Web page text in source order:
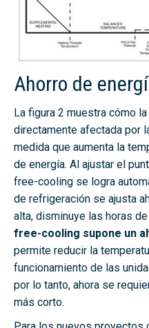
Ahorro de
La figura 2 muestra cómo
directamente afectada por
medida que aumenta la
de energía. Al ajustar el
free-cooling se logra
de refrigeración se ajusta
alta, disminuye las horas
free-cooling supone un
permite reducir la
funcionamiento de las
por lo tanto, ahora se
más corto.